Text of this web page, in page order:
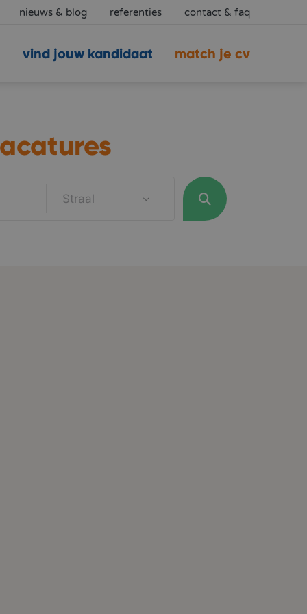
nieuws & blog referenties contact & faq
match je cv
vind jouw kandidaat
Straal